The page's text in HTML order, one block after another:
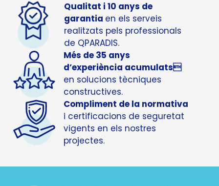
Qualitat i 10 anys de
garantia en els serveis
realitzats pels professionals
de QPARADIS.
Més de 35 anys
d’experiència acumulats
en solucions tècniques
constructives.
Compliment de la normativa
i certificacions de seguretat
vigents en els nostres
projectes.